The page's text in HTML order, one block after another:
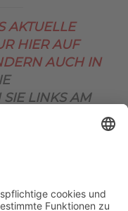
AKTUELLE
HIER AUF
AUCH IN
LINKS AM
ROSENBERG